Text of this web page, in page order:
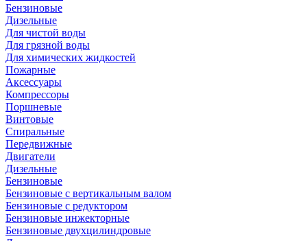
Бензиновые
Дизельные
Для чистой воды
Для грязной воды
Для химических жидкостей
Пожарные
Аксессуары
Компрессоры
Поршневые
Винтовые
Спиральные
Передвижные
Двигатели
Дизельные
Бензиновые
Бензиновые с вертикальным валом
Бензиновые с редуктором
Бензиновые инжекторные
Бензиновые двухцилиндровые